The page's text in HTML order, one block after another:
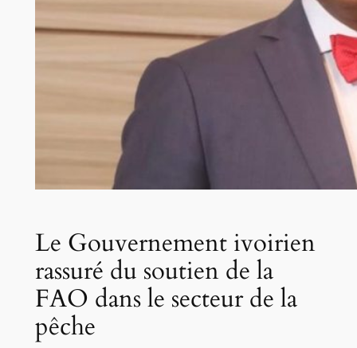
Le Gouvernement ivoirien
rassuré du soutien de la
FAO dans le secteur de la
pêche